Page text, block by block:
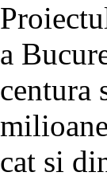
a
centura
cat si